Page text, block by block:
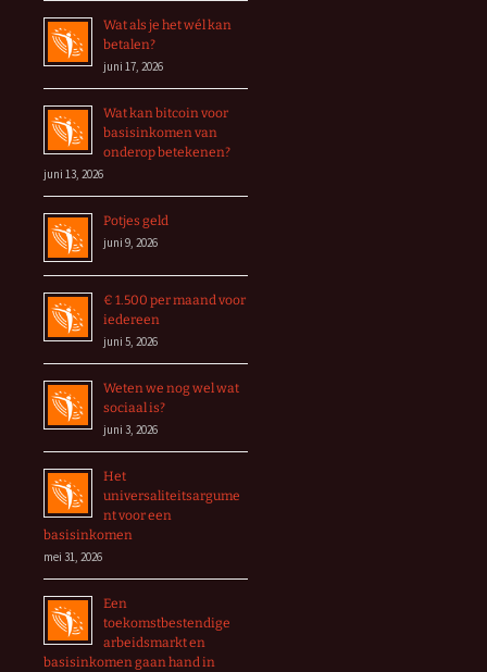
Wat als je het wél kan
betalen?
juni 17, 2026
Wat kan bitcoin voor
basisinkomen van
onderop betekenen?
juni 13, 2026
Potjes geld
juni 9, 2026
€ 1.500 per maand voor
iedereen
juni 5, 2026
Weten we nog wel wat
sociaal is?
juni 3, 2026
Het
universaliteitsargume
nt voor een
basisinkomen
mei 31, 2026
Een
toekomstbestendige
arbeidsmarkt en
basisinkomen gaan hand in